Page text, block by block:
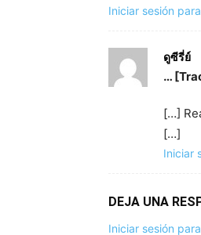
Iniciar sesión
ดูซีรี่ย์
…
[…]
[…]
Iniciar
DEJA UNA
Iniciar sesión